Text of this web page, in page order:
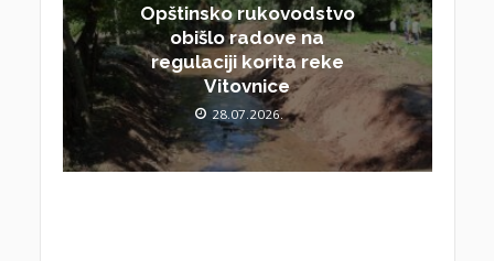
Opštinsko rukovodstvo
obišlo radove na
regulaciji korita reke
Vitovnice
28.07.2026.